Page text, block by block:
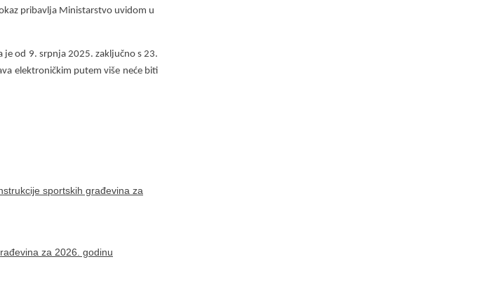
pribavlja Ministarstvo uvidom u
je od 9. srpnja 2025. zaključno s 23.
elektroničkim putem više neće biti
sportskih građevina za
za 2026. godinu